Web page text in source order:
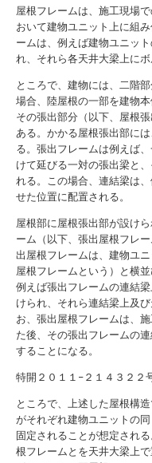
屋根フレームは、施工現場
おいて建物ユニット上に組
ームは、例えば建物ユニッ
れ、それら各天井大梁上にボ
ところで、建物には、二階
場合、陸屋根の一部を建物
その張出部分（以下、屋根
ある。かかる屋根張出部に
る。張出フレームは例えば
けて延びる一対の張出梁と
れる。この場合、連結梁は
せた位置に配置される。
屋根部に屋根張出部が設け
ーム（以下、張出屋根フレ
出屋根フレームは、建物ユ
屋根フレームという）と横
例えば張出フレームの連結
けられ、それら連結梁上及
お、張出屋根フレームは、
た後、その張出フレームの
することになる。
特開２０１１−２１４３２２
ところで、上述した屋根構
がそれぞれ建物ユニットの
固定されることが想定され
根フレームとを天井大梁上